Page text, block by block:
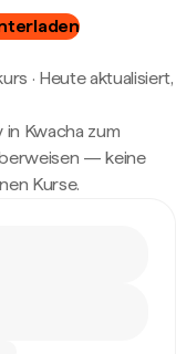
· Heute aktualisiert,
Kwacha zum
— keine
Kurse.